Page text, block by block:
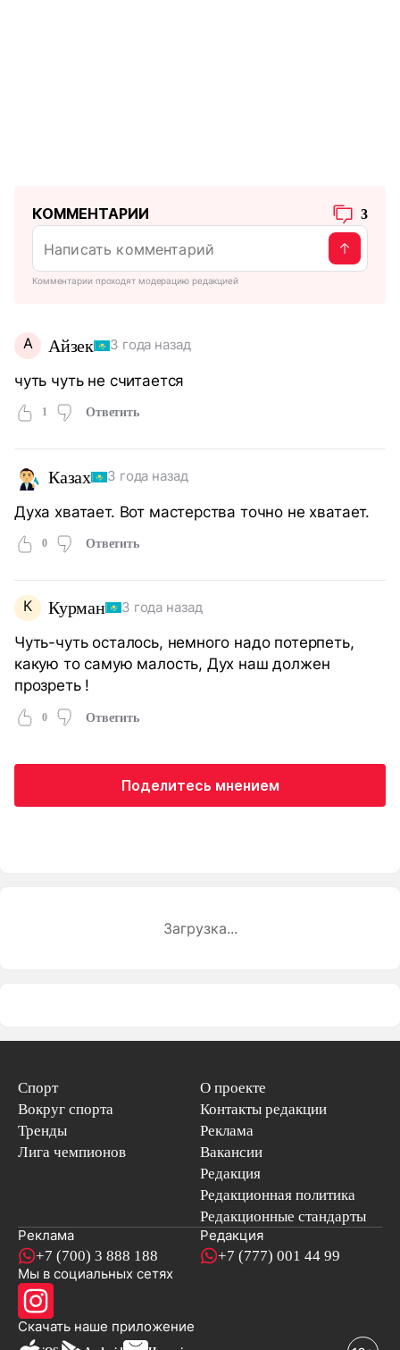
КОММЕНТАРИИ 3
Комментарии проходят модерацию редакцией
А Айзек 3 года назад
чуть чуть не считается
1 Ответить
Казах 3 года назад
Духа хватает. Вот мастерства точно не хватает.
0 Ответить
К Курман 3 года назад
Чуть-чуть осталось, немного надо потерпеть,
какую то самую малость, Дух наш должен
прозреть !
0 Ответить
Поделитесь мнением
Загрузка...
Спорт
Вокруг спорта
Тренды
Лига чемпионов
О проекте
Контакты редакции
Реклама
Вакансии
Редакция
Редакционная политика
Редакционные стандарты
Реклама
+7 (700) 3 888 188
Редакция
+7 (777) 001 44 99
Мы в социальных сетях
Скачать наше приложениеновостей